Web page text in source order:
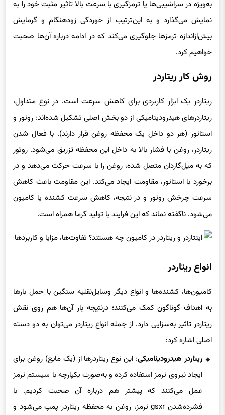
به‌ویژه در سراشیبی‌ها یا ترمزگیری با سرعت بالا تاثیر مثبت خود را به
نمایش می‌گذارد و به این‌ترتیب از خوردگی زودهنگام و گرمایش
بیش‌ازاندازه ترمزها جلوگیری می‌کند که در ادامه درباره آن‌ها صحبت
خواهیم کرد.
روش کار ریتاردر
ریتاردر یک ابزار کاربردی برای کاهش سرعت است. در نوع متداول،
ریتاردرهای هیدرودینامیکی از دو بخش اصلی تشکیل شده‌اند: روتور و
استاتور (هر دو داخل یک محفظه روغن قرار دارند). با فعال شدن
ریتاردر، روغن با فشار بالا به داخل این محفظه تزریق می‌شود. روتور
که به میل‌گاردان متصل شده، روغن را با سرعت حرکت می‌دهد و در
برخورد با استاتور، مقاومت ایجاد می‌کند. این مقاومت باعث کاهش
سرعت چرخش روتور و در نتیجه، کاهش سرعت کشنده یا کامیون
می‌شود. ناگفته نماند که این فرایند با تولید گرما همراه است.
انواع ریتاردر
کامیون‌ها، کشنده‌ها و انواع دیگر وسایل‌نقلیه سنگین با حمل بارها
به اهداف گوناگون کمک می‌کنند؛ درنتیجه بار آن‌ها هم روی نقش
ریتاردر تاثیر به‌سزایی دارد. از جمله انواع ریتاردر می‌توان به دو دسته
اصلی اشاره کرد:
ریتاردر هیدرودینامیکی: این نوع ریتاردرها از (یک مایع) روغن برای
ایجاد نیروی ترمز استفاده کرده و به‌صورت یکپارچه با سیستم ترمز
عمل می‌کنند که پیشتر هم درباره آن صحبت کردیم. با
فشرده‌شدن gsxr ترمز، روغن به محفظه ریتاردر پمپ می‌شود و